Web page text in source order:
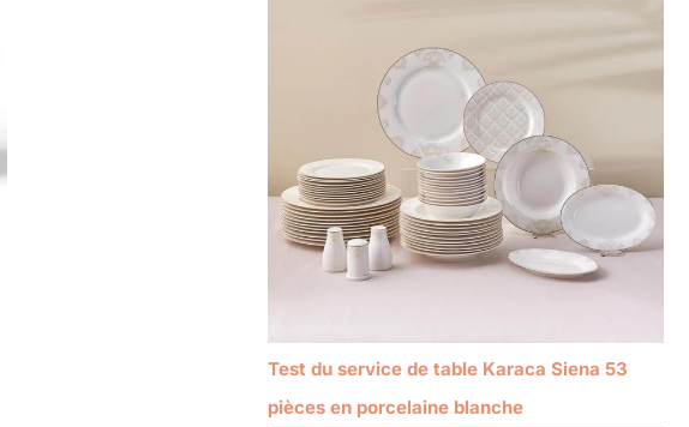
Test du service de table Karaca Siena 53
pièces en porcelaine blanche